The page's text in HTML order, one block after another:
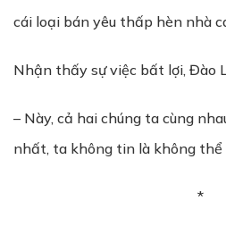
cái loại bán yêu thấp hèn nhà
Nhận thấy sự việc bất lợi, Đào
– Này, cả hai chúng ta cùng
nhất, ta không tin là không thể
*